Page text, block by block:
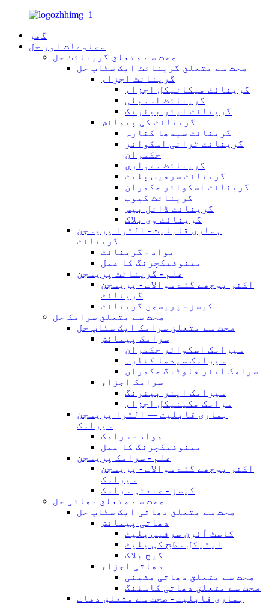
گھر
مصنوعات اور حل
صحت سے متعلق گرینائٹ حل
صحت سے متعلق گرینائٹ ایک سٹاپ حل
گرینائٹ اجزاء
گرینائٹ میکانیکل اجزاء
گرینائٹ اسمبلی
گرینائٹ ایئر بیئرنگ
گرینائٹ کی پیمائش
گرینائٹ سیدھا کنارہ
گرینائٹ ٹرائی اسکوائر
حکمران
گرینائٹ متوازی
گرینائٹ سرفیس پلیٹ
گرینائٹ اسکوائر حکمران
گرینائٹ کیوب
گرینائٹ ڈائل بیس
گرینائٹ وی بلاک
ہماری قابلیت - الٹرا پریسجن
گرینائٹ
مواد - گرینائٹ
مینوفیکچرنگ کا عمل
علم - گرینائٹ پریسجن
اکثر پوچھے گئے سوالات - پریسجن
گرینائٹ
کیسز - پریسجن گرینائٹ
صحت سے متعلق سرامک حل
صحت سے متعلق سرامک ایک سٹاپ حل
سرامک پیمائش
سیرامک ​​اسکوائر حکمران
سیرامک ​​سیدھا کنارہ
سرامک ایئر فلوٹنگ حکمران
سرامک اجزاء
سیرامک ​​ایئر بیئرنگ
سرامک مکینیکل اجزاء
ہماری قابلیت — الٹرا پریسجن
سیرامک
مواد - سرامک
مینوفیکچرنگ کا عمل
علم - سرامک پریسجن
اکثر پوچھے گئے سوالات - پریسجن
سیرامک
کیسز - صنعتی سرامک
صحت سے متعلق دھاتی حل
صحت سے متعلق دھاتی ایک سٹاپ حل
دھاتی پیمائش
کاسٹ آئرن سرفیس پلیٹ
آپٹیکل سطح کی پلیٹ
گیج بلاک
دھاتی اجزاء
صحت سے متعلق دھاتی مشینی
صحت سے متعلق دھاتی کاسٹنگ
ہماری قابلیت - صحت سے متعلق دھات